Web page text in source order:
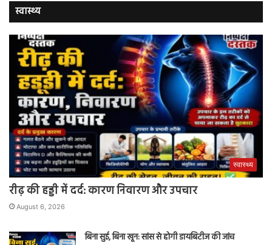
स्वास्थ्य
स्वास्थ्य
रीढ़ की हड्डी में दर्द: कारण निवारण और उपचार
August 6, 2026
बिना सुई, बिना खून: सांस से होगी डायबिटीज की जांच